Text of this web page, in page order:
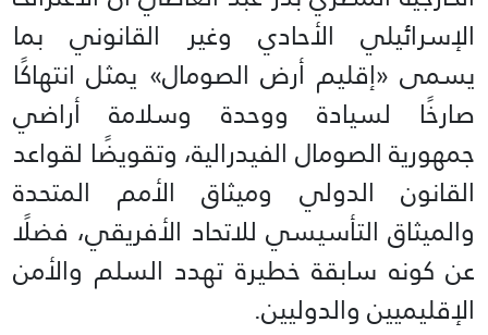
الإسرائيلي الأحادي وغير القانوني بما
يسمى «إقليم أرض الصومال» يمثل انتهاكًا
صارخًا لسيادة ووحدة وسلامة أراضي
جمهورية الصومال الفيدرالية، وتقويضًا لقواعد
القانون الدولي وميثاق الأمم المتحدة
والميثاق التأسيسي للاتحاد الأفريقي، فضلًا
عن كونه سابقة خطيرة تهدد السلم والأمن
الإقليميين والدوليين.